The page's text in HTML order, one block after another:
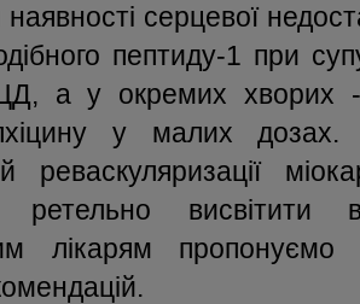
серцевої
пептиду-1 при
а у окремих хворих -
у малих дозах.
реваскуляризації
ретельно висвітити
лікарям